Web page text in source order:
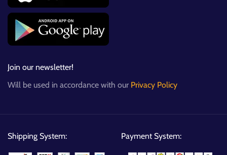
Join our newsletter!
Will be used in accordance with our Privacy Policy
Shipping System: Payment System: